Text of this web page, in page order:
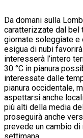
Da domani sulla
caratterizzate dal bel
giornate soleggiate e
esigua di nubi
interesserà l’intero
30 °C in pianura
interessate dalle
pianura occidentale,
aspettarsi anche
più alti della media
proseguirà anche
prevede un cambio